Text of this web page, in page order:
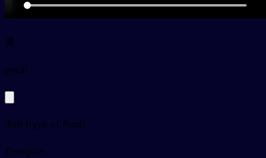
菜
pycài
dish (type of food)
Ejemplos